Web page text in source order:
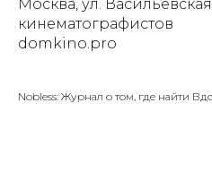
Москва, ул.
кинематографистов
domkino.pro
Nobless: Журнал о том, где найти